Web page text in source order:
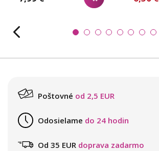
Poštovné od 2,5 EUR
Odosielame do 24 hodin
Od 35 EUR doprava zadarmo